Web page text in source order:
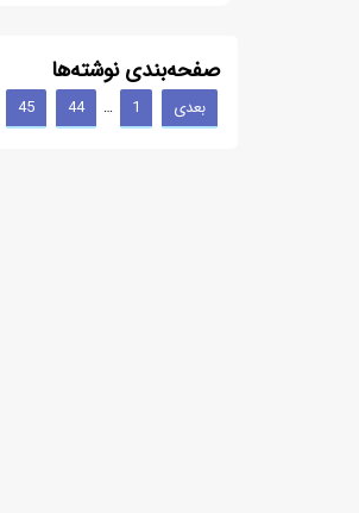
صفحه‌بندی نوشته‌ها
بعدی 1
…
44
45